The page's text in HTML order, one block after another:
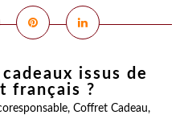
issus de
français ?
, Coffret Cadeau,